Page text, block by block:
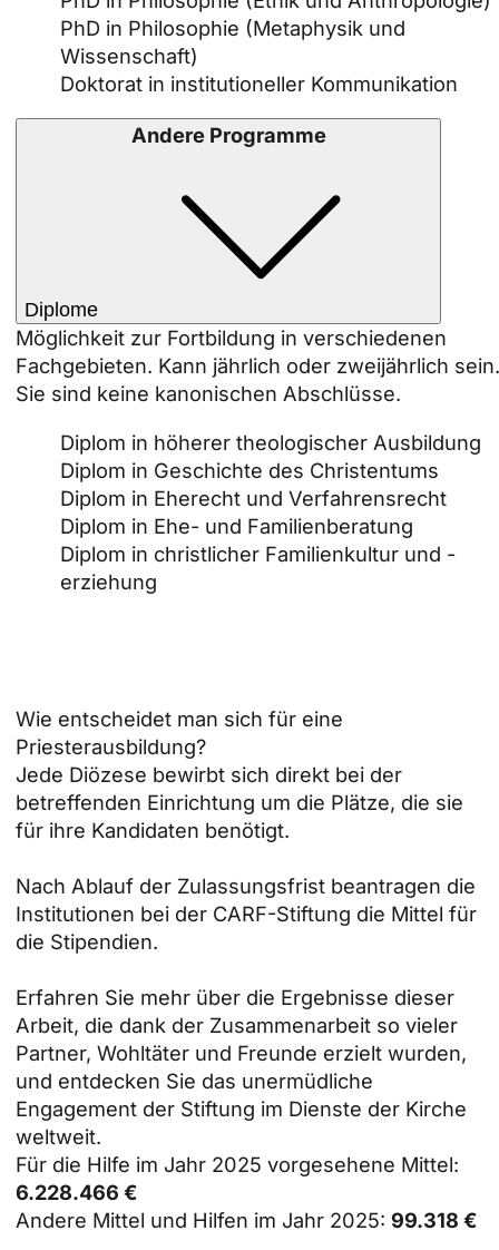
PhD in Philosophie (Metaphysik und
Wissenschaft)
Doktorat in institutioneller Kommunikation
Andere Programme
Diplome
Möglichkeit zur Fortbildung in verschiedenen
Fachgebieten. Kann jährlich oder zweijährlich sein.
Sie sind keine kanonischen Abschlüsse.
Diplom in höherer theologischer Ausbildung
Diplom in Geschichte des Christentums
Diplom in Eherecht und Verfahrensrecht
Diplom in Ehe- und Familienberatung
Diplom in christlicher Familienkultur und -
erziehung
Wie entscheidet man sich für eine
Priesterausbildung?
Jede Diözese bewirbt sich direkt bei der
betreffenden Einrichtung um die Plätze, die sie
für ihre Kandidaten benötigt.
Nach Ablauf der Zulassungsfrist beantragen die
Institutionen bei der CARF-Stiftung die Mittel für
die Stipendien.
Erfahren Sie mehr über die Ergebnisse dieser
Arbeit, die dank der Zusammenarbeit so vieler
Partner, Wohltäter und Freunde erzielt wurden,
und entdecken Sie das unermüdliche
Engagement der Stiftung im Dienste der Kirche
weltweit.
Für die Hilfe im Jahr 2025 vorgesehene Mittel:
6.228.466 €
Andere Mittel und Hilfen im Jahr 2025: 99.318 €